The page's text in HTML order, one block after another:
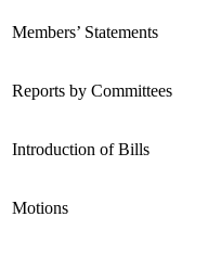
Members’ Statements
Reports by Committees
Introduction of Bills
Motions